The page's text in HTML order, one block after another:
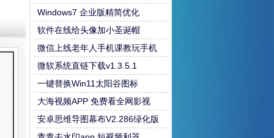
Windows7 企业版精简优化
软件在线给头像加小圣诞帽
微信上线老年人手机课教玩手机
微软系统直链下载v1.3.5.1
一键替换Win11太阳谷图标
大海视频APP 免费看全网影视
安卓思维导图幕布V2.286绿化版